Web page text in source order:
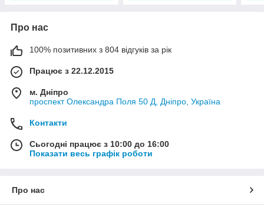
Про нас
100% позитивних з 804 відгуків за рік
Працює з 22.12.2015
м. Дніпро
проспект Олександра Поля 50 Д, Дніпро, Україна
Контакти
Сьогодні працює з 10:00 до 16:00
Показати весь графік роботи
Про нас